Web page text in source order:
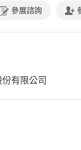
參展諮詢
有限公司